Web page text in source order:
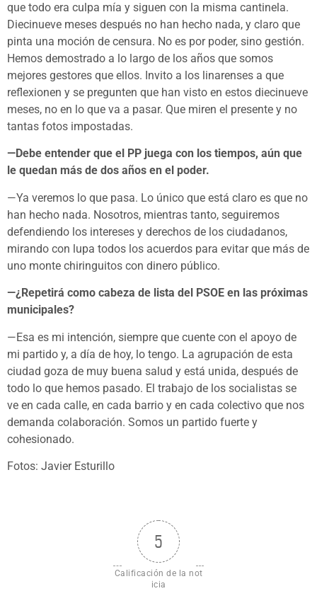
que todo era culpa mía y siguen con la misma cantinela.
Diecinueve meses después no han hecho nada, y claro que
pinta una moción de censura. No es por poder, sino gestión.
Hemos demostrado a lo largo de los años que somos
mejores gestores que ellos. Invito a los linarenses a que
reflexionen y se pregunten que han visto en estos diecinueve
meses, no en lo que va a pasar. Que miren el presente y no
tantas fotos impostadas.
—Debe entender que el PP juega con los tiempos, aún que
le quedan más de dos años en el poder.
—Ya veremos lo que pasa. Lo único que está claro es que no
han hecho nada. Nosotros, mientras tanto, seguiremos
defendiendo los intereses y derechos de los ciudadanos,
mirando con lupa todos los acuerdos para evitar que más de
uno monte chiringuitos con dinero público.
—¿Repetirá como cabeza de lista del PSOE en las próximas
municipales?
—Esa es mi intención, siempre que cuente con el apoyo de
mi partido y, a día de hoy, lo tengo. La agrupación de esta
ciudad goza de muy buena salud y está unida, después de
todo lo que hemos pasado. El trabajo de los socialistas se
ve en cada calle, en cada barrio y en cada colectivo que nos
demanda colaboración. Somos un partido fuerte y
cohesionado.
Fotos: Javier Esturillo
5
Calificación de la not
icia